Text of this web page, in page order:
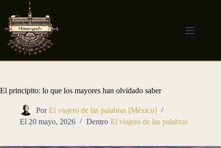
contenido
El principito: lo que los mayores han olvidado saber
Por El viajero de las palabras [México]
El 20 mayo, 2026 Dentro El viajero de las palabras